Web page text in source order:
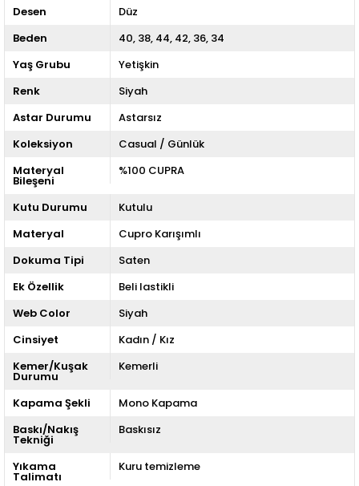
Desen
Düz
Beden
40 38 44 42 36 34
Yaş Grubu
Yetişkin
Renk
Siyah
Astar Durumu
Astarsız
Koleksiyon
Casual / Günlük
Materyal
Bileşeni
%100 CUPRA
Kutu Durumu
Kutulu
Materyal
Cupro Karışımlı
Dokuma Tipi
Saten
Ek Özellik
Beli lastikli
Web Color
Siyah
Cinsiyet
Kadın / Kız
Kemer/Kuşak
Durumu
Kemerli
Kapama Şekli
Mono Kapama
Baskı/Nakış
Tekniği
Baskısız
Yıkama
Talimatı
Kuru temizleme